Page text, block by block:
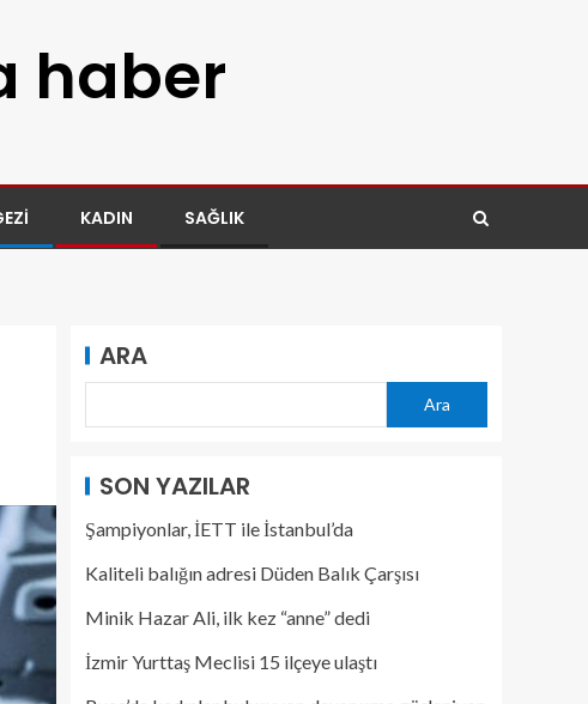
haber
KADIN SAĞLIK
ARA
Ara
SON YAZILAR
Şampiyonlar, İETT ile İstanbul’da
Kaliteli balığın adresi Düden Balık Çarşısı
Minik Hazar Ali, ilk kez “anne” dedi
İzmir Yurttaş Meclisi 15 ilçeye ulaştı